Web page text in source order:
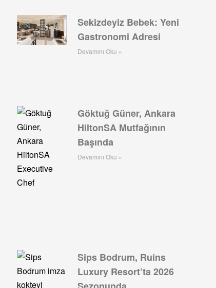
Sekizdeyiz Bebek: Yeni
Gastronomi Adresi
Devamını Oku »
Göktuğ Güner, Ankara
HiltonSA Mutfağının
Başında
Devamını Oku »
Sips Bodrum, Ruins
Luxury Resort’ta 2026